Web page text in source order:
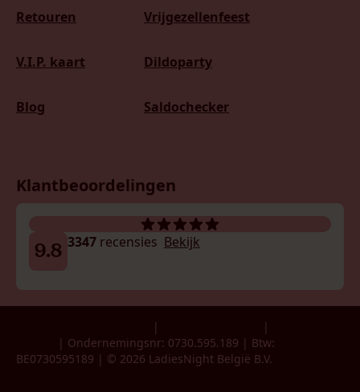
Retouren
V.I.P. kaart
Blog
Vrijgezellenfeest
Dildoparty
Saldochecker
Klantbeoordelingen
9.8 3347 recensies Bekijk
| |
| Ondernemingsnr: 0730.595.189 | Btw:
BE0730595189 | © 2026 LadiesNight België B.V.